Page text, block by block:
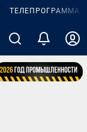
ТЕЛЕПРОГРАММА